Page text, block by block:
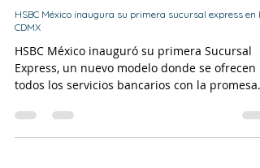
Redacción
18 ago 2023
2 min de lectura
HSBC México inaugura su primera sucursal express en la
CDMX
HSBC México inauguró su primera Sucursal
todos los servicios bancarios con la promesa
única de...